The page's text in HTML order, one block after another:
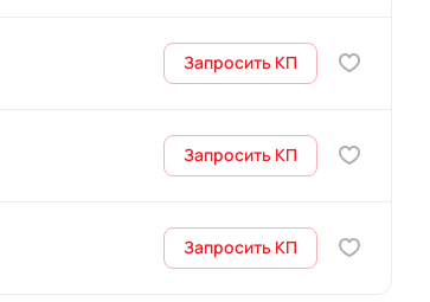
Запросить КП
Запросить КП
Запросить КП